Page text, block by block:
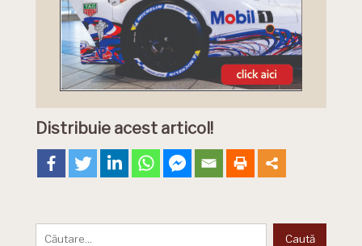
Distribuie acest articol!